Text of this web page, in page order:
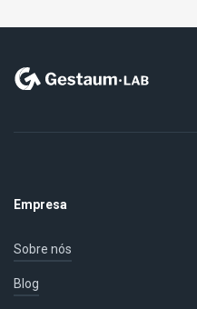
Empresa
Sobre nós
Blog